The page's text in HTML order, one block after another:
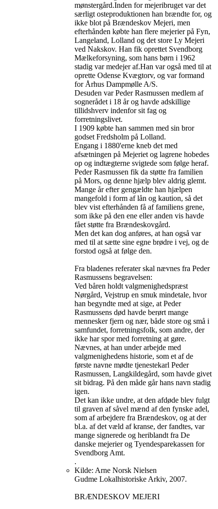
mønstergård.Inden for mejeribruget var det
særligt osteproduktionen han brændte for, og
ikke blot på Brændeskov Mejeri, men
efterhånden købte han flere mejerier på Fyn,
Langeland, Lolland og det store Ly Mejeri
ved Nakskov. Han fik oprettet Svendborg
Mælkeforsyning, som hans børn i 1962
stadig var medejer af.Han var også med til at
oprette Odense Kvægtorv, og var formand
for Århus Dampmølle A/S.
Desuden var Peder Rasmussen medlem af
sognerådet i 18 år og havde adskillige
tillidshverv indenfor sit fag og
forretningslivet.
I 1909 købte han sammen med sin bror
godset Fredsholm på Lolland.
Engang i 1880'erne kneb det med
afsætningen på Mejeriet og lagrene hobedes
op og indtægterne svigtede som følge heraf.
Peder Rasmussen fik da støtte fra familien
på Mors, og denne hjælp blev aldrig glemt.
Mange år efter gengældte han hjælpen
mangefold i form af lån og kaution, så det
blev vist efterhånden få af familiens grene,
som ikke på den ene eller anden vis havde
fået støtte fra Brændeskovgård.
Men det kan dog anføres, at han også var
med til at sætte sine egne brødre i vej, og de
forstod også at følge den.
Fra bladenes referater skal nævnes fra Peder
Rasmussens begravelsen:
Ved båren holdt valgmenighedspræst
Nørgård, Vejstrup en smuk mindetale, hvor
han begyndte med at sige, at Peder
Rasmussens død havde berørt mange
mennesker fjern og nær, både store og små i
samfundet, forretningsfolk, som andre, der
ikke har spor med forretning at gøre.
Nævnes, at han under arbejde med
valgmenighedens historie, som et af de
første navne mødte tjenestekarl Peder
Rasmussen, Langkildegård, som havde givet
sit bidrag. På den måde går hans navn stadig
igen.
Det kan ikke undre, at den afdøde blev fulgt
til graven af såvel mænd af den fynske adel,
som af arbejdere fra Brændeskov, og at der
bl.a. af det væld af kranse, der fandtes, var
mange signerede og heriblandt fra De
danske mejerier og Tyendesparekassen for
Svendborg Amt.
.
Kilde: Arne Norsk Nielsen
Gudme Lokalhistoriske Arkiv, 2007.
BRÆNDESKOV MEJERI